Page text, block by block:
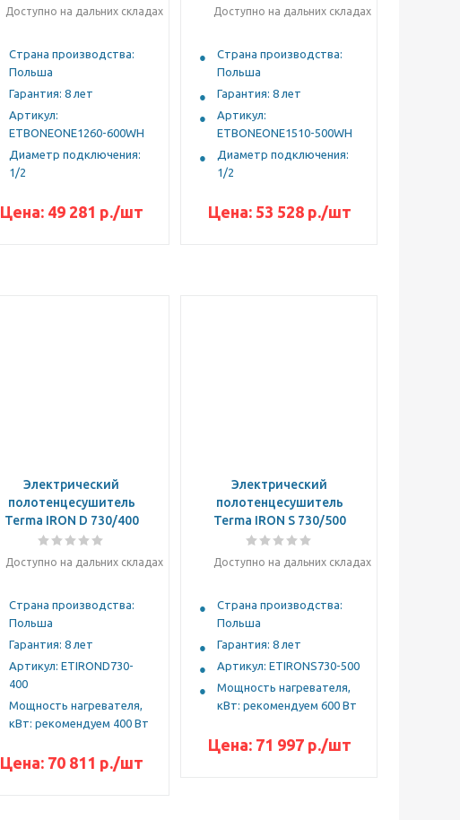
Доступно на дальних складах
Страна производства:
Польша
Гарантия: 8 лет
Артикул:
ETBONEONE1260-600WH
Диаметр подключения:
1/2
Цена: 49 281 р./шт
Доступно на дальних складах
Страна производства:
Польша
Гарантия: 8 лет
Артикул:
ETBONEONE1510-500WH
Диаметр подключения:
1/2
Цена: 53 528р./шт
Электрический
полотенцесушитель
Terma IRON D 730/400
Доступно на дальних складах
Страна производства:
Польша
Гарантия: 8 лет
Артикул: ETIROND730-
400
Мощность нагревателя,
кВт: рекомендуем 400 Вт
Цена: 70 811 р./шт
Электрический
полотенцесушитель
Terma IRON S 730/500
Доступно на дальних складах
Страна производства:
Польша
Гарантия: 8 лет
Артикул: ETIRONS730-500
Мощность нагревателя,
кВт: рекомендуем 600 Вт
Цена: 71 997р./шт